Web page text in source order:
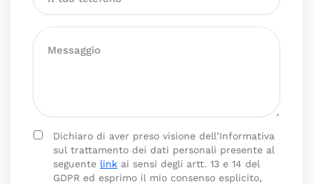
Dichiaro di aver preso visione dell’Informativa
sul trattamento dei dati personali presente al
seguente link ai sensi degli artt. 13 e 14 del
GDPR ed esprimo il mio consenso esplicito,